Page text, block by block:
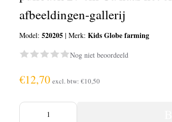
afbeeldingen-gallerij
Model:520205 |Merk:Kids Globe farming
Nog niet beoordeeld
€12,70 excl. btw:€10,50